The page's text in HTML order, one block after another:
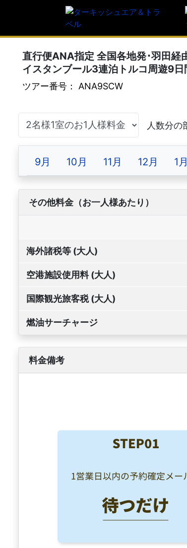
直行便ANA指定 全国各地発･羽田経
イスタンブール3連泊トルコ周遊9
ツアー番号： ANA9SCW
9月 10月 11月 12月 1月
その他料金（お一人様あたり）
海外諸税等 (大人)
空港施設使用料 (大人)
国際観光旅客税 (大人)
燃油サーチャージ
料金備考